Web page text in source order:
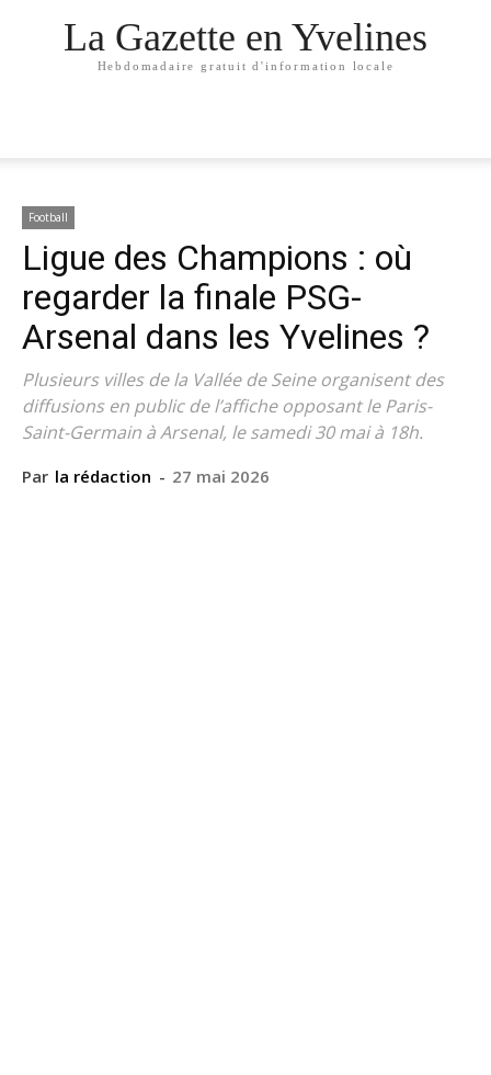
La Gazette en Yvelines
Hebdomadaire gratuit d'information locale
Football
Ligue des Champions : où
regarder la finale PSG-
Arsenal dans les Yvelines ?
Plusieurs villes de la Vallée de Seine organisent des
diffusions en public de l’affiche opposant le Paris-
Saint-Germain à Arsenal, le samedi 30 mai à 18h.
Par la rédaction - 27 mai 2026